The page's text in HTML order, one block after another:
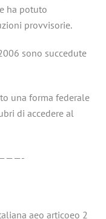
ha potuto
provvisorie.
sono succedute
una forma federale
di accedere al
aeo articoeo 2